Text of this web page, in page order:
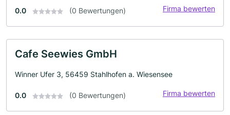
0.0 (0 Bewertungen) Firma bewerten
Cafe Seewies GmbH
Winner Ufer 3, 56459 Stahlhofen a. Wiesensee
0.0 (0 Bewertungen) Firma bewerten